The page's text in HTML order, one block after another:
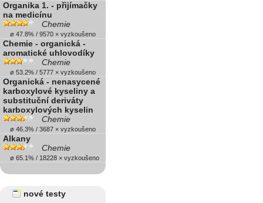
Organika 1. - přijímačky
na medicínu
Chemie
ø 47.8% / 9570 × vyzkoušeno
Chemie - organická -
aromatické uhlovodíky
Chemie
ø 53.2% / 5777 × vyzkoušeno
Organická - nenasycené
karboxylové kyseliny a
substituční deriváty
karboxylových kyselin
Chemie
ø 46.3% / 3687 × vyzkoušeno
Alkany
Chemie
ø 65.1% / 18228 × vyzkoušeno
nové testy